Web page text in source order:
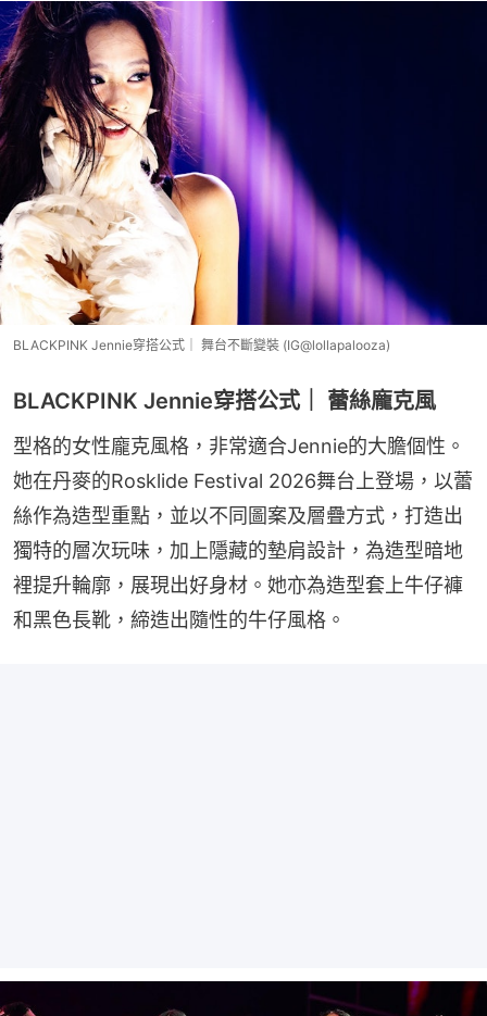
BLACKPINK Jennie穿搭公式｜ 舞台不斷變裝 (IG@lollapalooza)
BLACKPINK Jennie穿搭公式｜ 蕾絲龐克風
型格的女性龐克風格，非常適合Jennie的大膽個性。
她在丹麥的Rosklide Festival 2026舞台上登場，以蕾
絲作為造型重點，並以不同圖案及層疊方式，打造出
獨特的層次玩味，加上隱藏的墊肩設計，為造型暗地
裡提升輪廓，展現出好身材。她亦為造型套上牛仔褲
和黑色長靴，締造出隨性的牛仔風格。